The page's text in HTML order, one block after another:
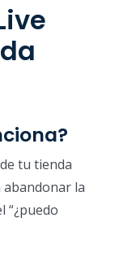
tu tienda
abandonar la
“¿puedo